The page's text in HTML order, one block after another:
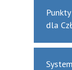
dla